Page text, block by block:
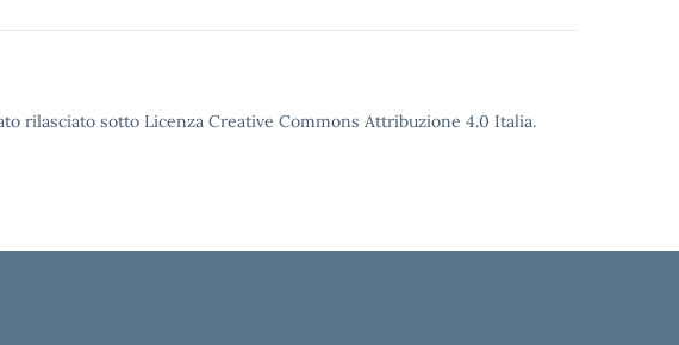
rilasciato sotto Licenza Creative Commons Attribuzione 4.0 Italia.